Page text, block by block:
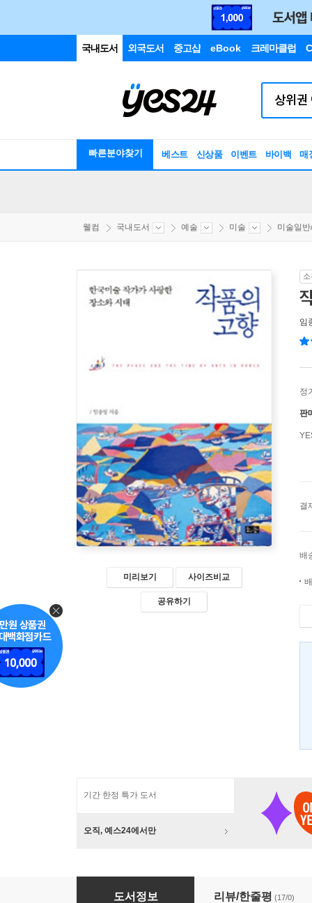
국내도서 외국도서 중고샵 eBook 크레마클럽
빠른분야찾기 베스트 신상품 이벤트 바이백 매
웰컴 국내도서 예술 미술 미술일
미리보기 사이즈비교
공유하기
임
정
판
결
배
기간 한정 특가 도서
오직, 예스24에서만
작품의 고향
도서정보 리뷰/한줄평 (17/0)